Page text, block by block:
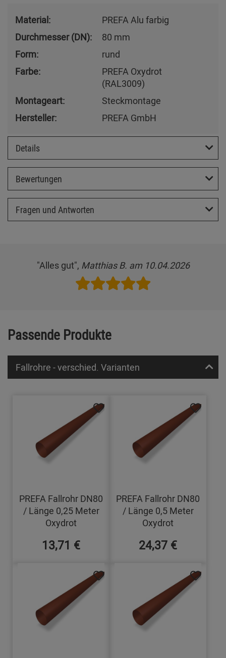
Material:
PREFA Alu farbig
Durchmesser (DN):
80 mm
Form:
rund
Farbe:
PREFA Oxydrot
(RAL3009)
Montageart:
Steckmontage
Hersteller:
PREFA GmbH
Details
Bewertungen
Fragen und Antworten
"Alles gut", Matthias B. am 10.04.2026
Passende Produkte
Fallrohre - verschied. Varianten
PREFA Fallrohr DN80
/ Länge 0,25 Meter
Oxydrot
13,71 €
PREFA Fallrohr DN80
/ Länge 0,5 Meter
Oxydrot
24,37 €